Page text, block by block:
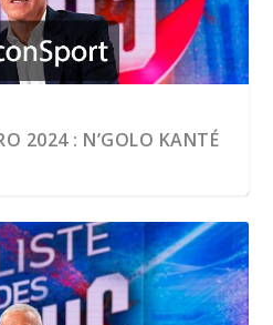
2024 : N’GOLO KANTÉ